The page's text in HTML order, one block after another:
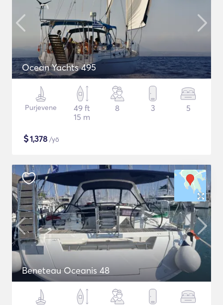
Ocean Yachts 495
Purjevene
49 ft
15 m
8 3 5
$1,378 /yö
Beneteau Oceanis 48